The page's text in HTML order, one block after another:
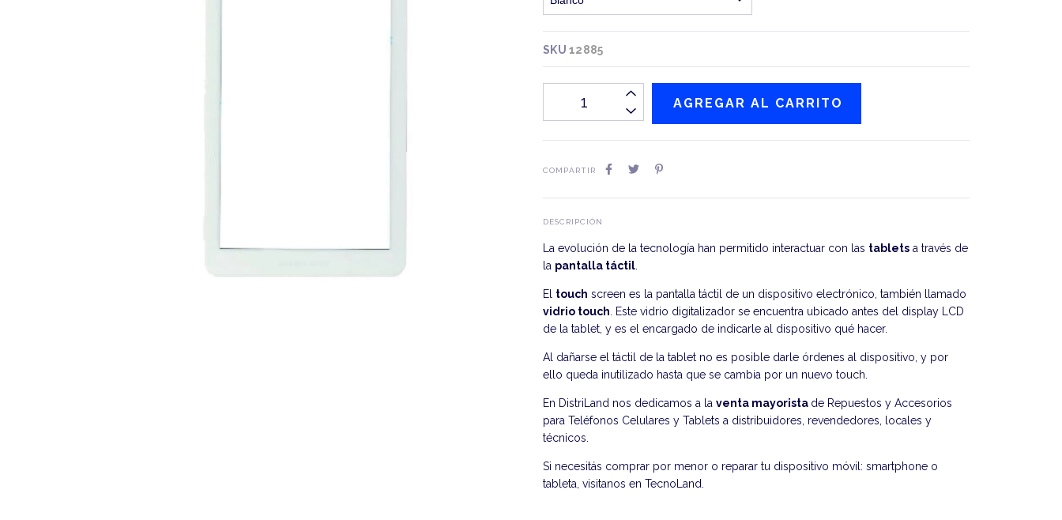
SKU12885
COMPARTIR
DESCRIPCIÓN
La evolución de la tecnología han permitido interactuar con las tablets a través de
la pantalla táctil
El touch screen es la pantalla táctil de un dispositivo electrónico, también llamado
vidrio touch . Este vidrio digitalizador se encuentra ubicado antes del display LCD
de la tablet, y es el encargado de indicarle al dispositivo qué hacer.
Al dañarse el táctil de la tablet no es posible darle órdenes al dispositivo, y por
ello queda inutilizado hasta que se cambia por un nuevo touch.
En DistriLand nos dedicamos a la venta mayorista de Repuestos y Accesorios
para Teléfonos Celulares y Tablets a distribuidores, revendedores, locales y
técnicos.
Si necesitás comprar por menor o reparar tu dispositivo móvil: smartphone o
tableta, visitanos en TecnoLand